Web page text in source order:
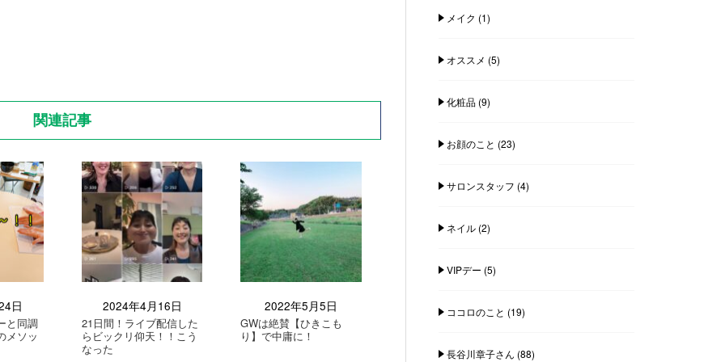
関連記事
日
と同調
メソッ
2024年4月16日
21日間！ライブ配信した
らビックリ仰天！！こう
なった
2022年5月5日
GWは絶賛【ひきこも
り】で中庸に！
メイク (1)
オススメ (5)
化粧品(9)
お顔のこと (23)
サロンスタッフ (4)
ネイル(2)
VIPデー (5)
ココロのこと (19)
長谷川章子さん (88)